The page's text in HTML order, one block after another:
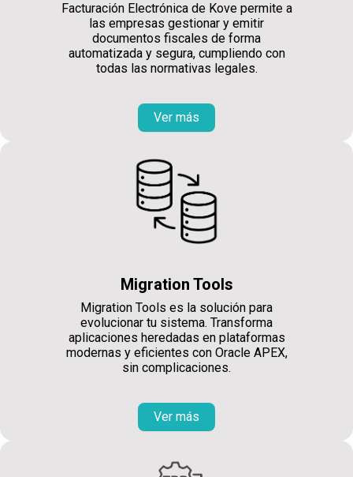
Facturación Electrónica de Kove permite a
las empresas gestionar y emitir
documentos fiscales de forma
automatizada y segura, cumpliendo con
todas las normativas legales.
Ver más
Migration Tools
Migration Tools es la solución para
evolucionar tu sistema. Transforma
aplicaciones heredadas en plataformas
modernas y eficientes con Oracle APEX,
sin complicaciones.
Ver más